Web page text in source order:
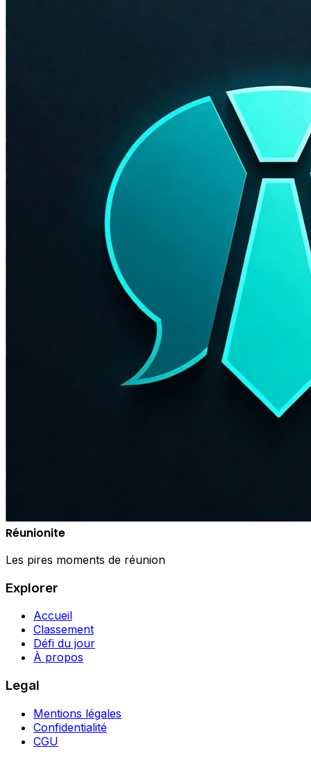
Réunionite
Les pires moments de réunion
Explorer
Accueil
Classement
Défi du jour
À propos
Legal
Mentions légales
Confidentialité
CGU